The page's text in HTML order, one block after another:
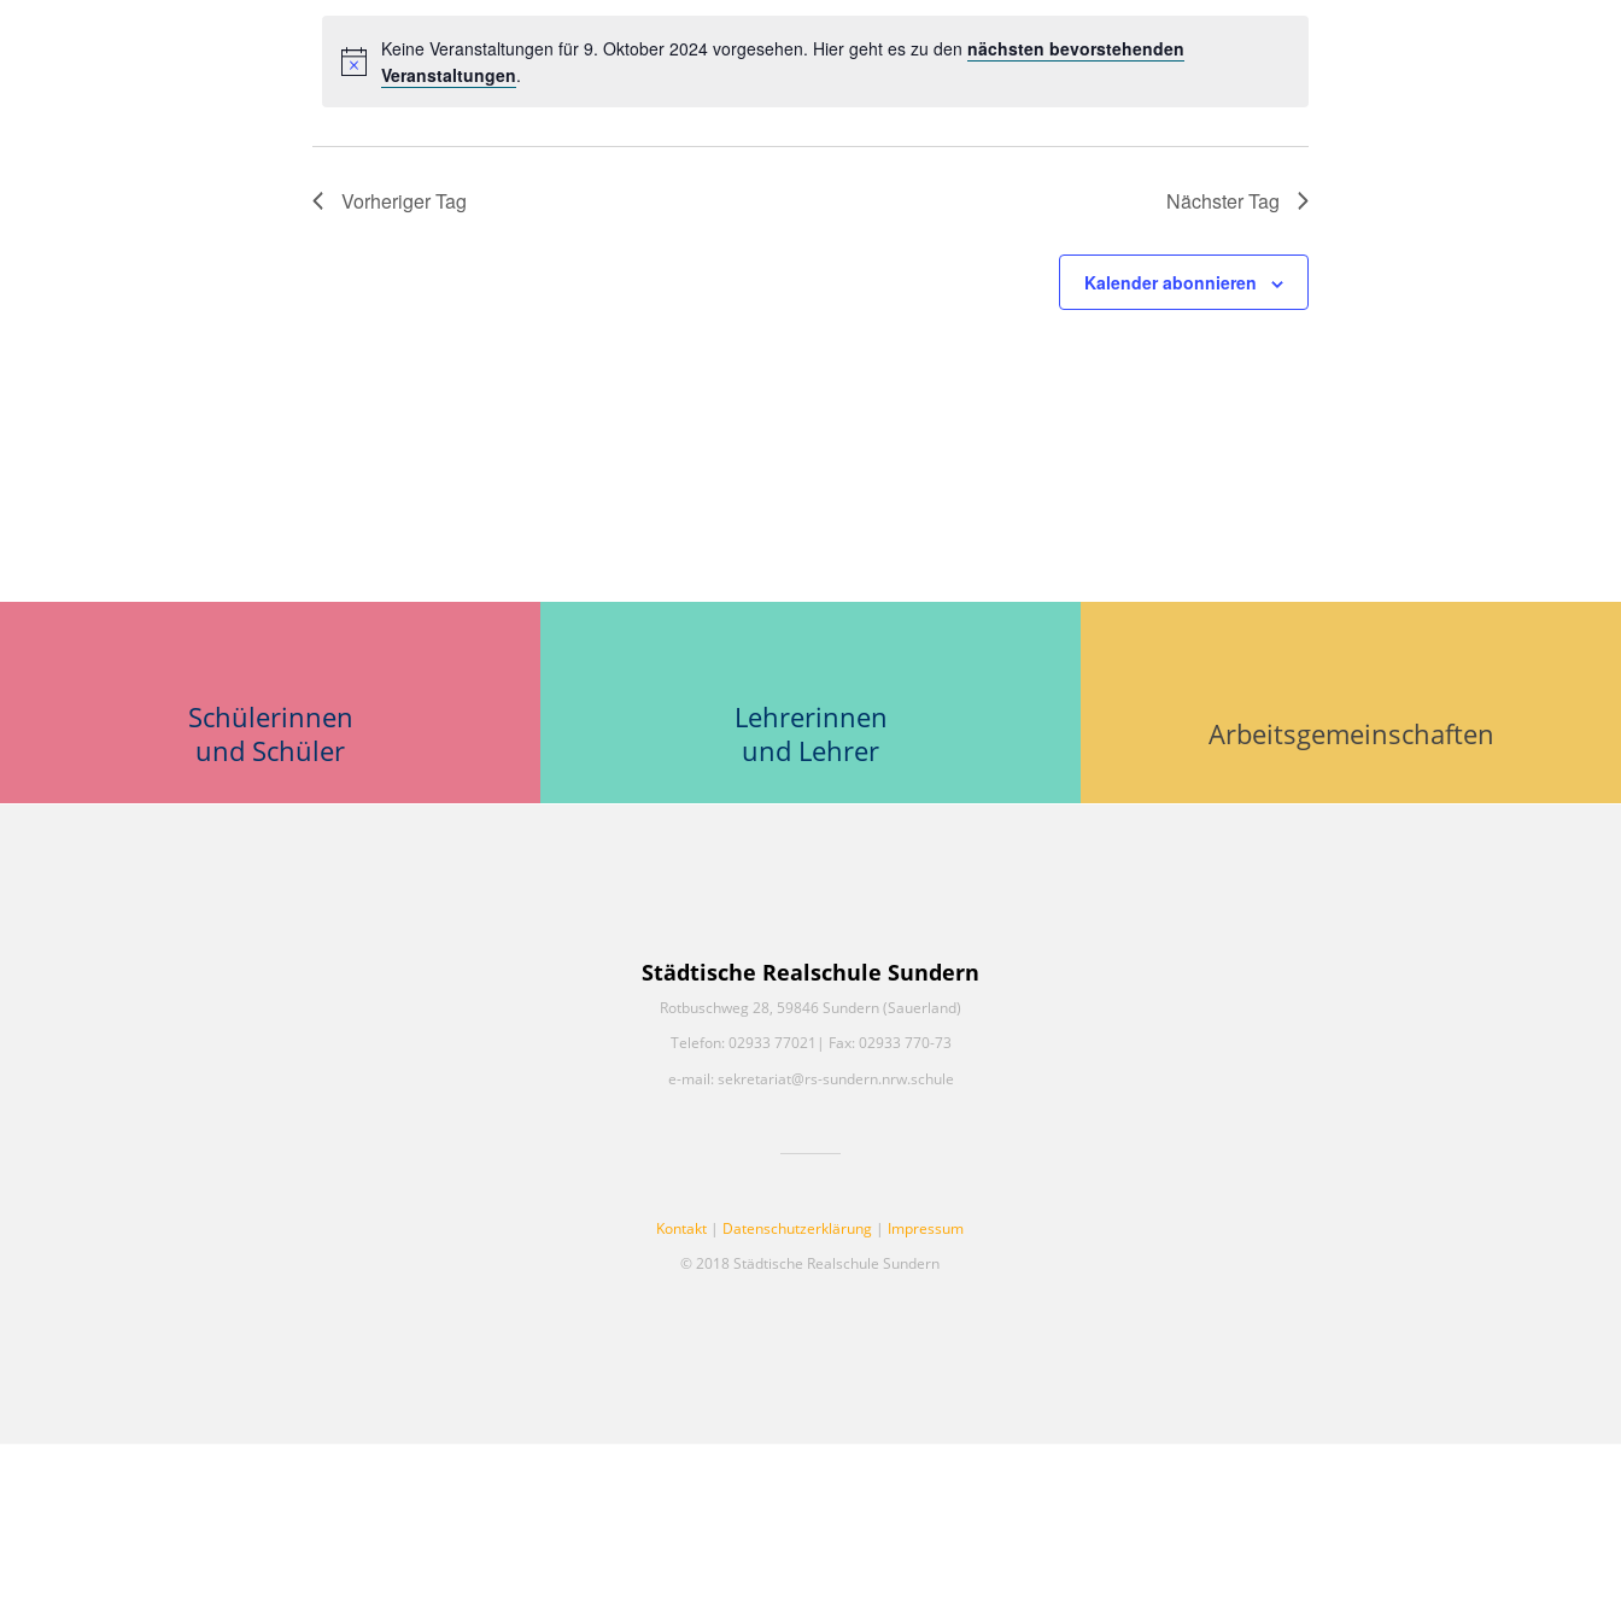
Keine Veranstaltungen für 9. Oktober 2024 vorgesehen. Hier geht es zu dennächsten bevorstehenden
Veranstaltungen.
Vorheriger Tag Nächster Tag
Kalender abonnieren
Schülerinnen
und Schüler
Lehrerinnen
und Lehrer
Arbeitsgemeinschaften
Städtische Realschule Sundern
Rotbuschweg 28, 59846 Sundern (Sauerland)
Telefon: 02933 77021| Fax: 02933 770-73
e-mail: sekretariat@rs-sundern.nrw.schule
Kontakt | Datenschutzerklärung | Impressum
© 2018 Städtische Realschule Sundern